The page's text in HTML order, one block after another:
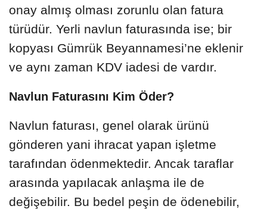
onay almış olması zorunlu olan fatura
türüdür. Yerli navlun faturasında ise; bir
kopyası Gümrük Beyannamesi’ne eklenir
ve aynı zaman KDV iadesi de vardır.
Navlun Faturasını Kim Öder?
Navlun faturası, genel olarak ürünü
gönderen yani ihracat yapan işletme
tarafından ödenmektedir. Ancak taraflar
arasında yapılacak anlaşma ile de
değişebilir. Bu bedel peşin de ödenebilir,